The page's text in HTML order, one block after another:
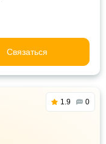
Связаться
1.9 0